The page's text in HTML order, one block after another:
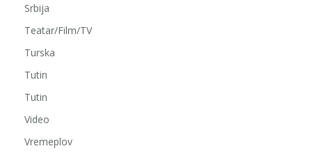
Srbija
Teatar/Film/TV
Turska
Tutin
Tutin
Video
Vremeplov